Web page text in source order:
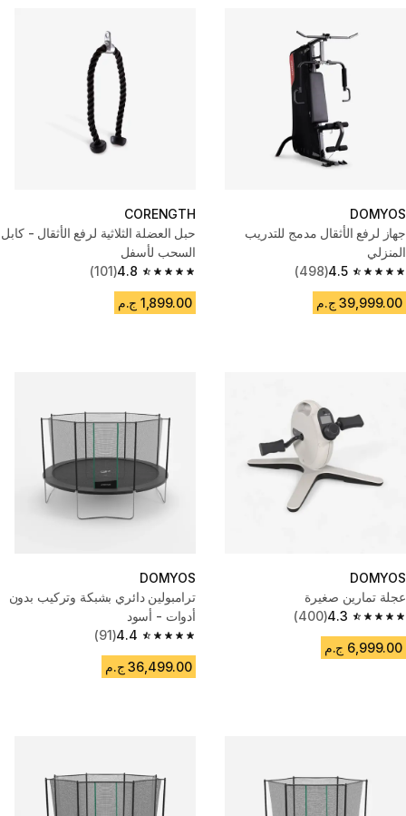
DOMYOS
جهاز لرفع الأثقال مدمج للتدريب
المنزلي
4.5
4.5 out of 5 stars from 498 reviews
(498)
39,999.00 ج.م
CORENGTH
حبل العضلة الثلاثية لرفع الأثقال - كابل
السحب لأسفل
4.8
4.8 out of 5 stars from 101 reviews
(101)
1,899.00 ج.م
DOMYOS
عجلة تمارين صغيرة
4.3
4.3 out of 5 stars from 400 reviews
(400)
6,999.00 ج.م
DOMYOS
ترامبولين دائري بشبكة وتركيب بدون
أدوات - أسود
4.4
4.4 out of 5 stars from 91 reviews
(91)
36,499.00 ج.م